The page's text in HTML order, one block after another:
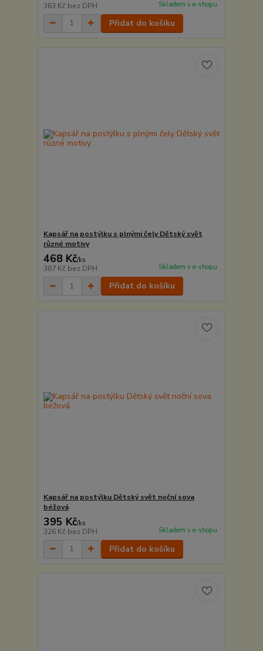
363 Kč bez DPH Skladem v e-shopu
Přidat do košíku
Kapsář na postýlku s plnými čely Dětský svět
různé motivy
468 Kč/ks
387 Kč bez DPH Skladem v e-shopu
Přidat do košíku
Kapsář na postýlku Dětský svět noční sova
béžová
395 Kč/ks
326 Kč bez DPH Skladem v e-shopu
Přidat do košíku